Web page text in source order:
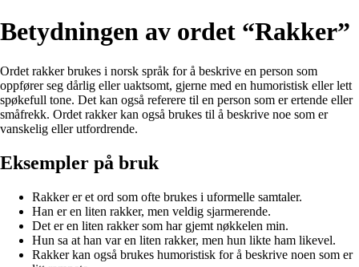
Betydningen av ordet “Rakker”
Ordet rakker brukes i norsk språk for å beskrive en person som
oppfører seg dårlig eller uaktsomt, gjerne med en humoristisk eller lett
spøkefull tone. Det kan også referere til en person som er ertende eller
småfrekk. Ordet rakker kan også brukes til å beskrive noe som er
vanskelig eller utfordrende.
Eksempler på bruk
Rakker er et ord som ofte brukes i uformelle samtaler.
Han er en liten rakker, men veldig sjarmerende.
Det er en liten rakker som har gjemt nøkkelen min.
Hun sa at han var en liten rakker, men hun likte ham likevel.
Rakker kan også brukes humoristisk for å beskrive noen som er